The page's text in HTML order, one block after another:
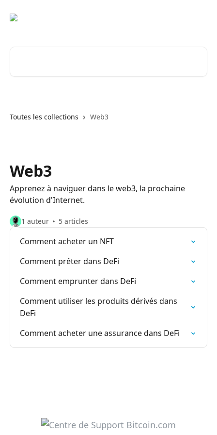
Toutes les collections Web3
Web3
Apprenez à naviguer dans le web3, la prochaine
évolution d'Internet.
1 auteur 5 articles
Comment acheter un NFT
Comment prêter dans DeFi
Comment emprunter dans DeFi
Comment utiliser les produits dérivés dans
DeFi
Comment acheter une assurance dans DeFi